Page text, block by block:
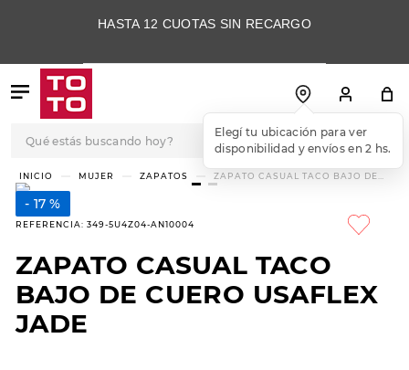
HASTA 12 CUOTAS SIN RECARGO
Elegí tu ubicación para ver
disponibilidad y envíos en 2 hs.
MUJER ZAPATOS
ZAPATO CASUAL TACO BAJO DE
CUERO USAFLEX JADE
17 %
REFERENCIA: 349-5U4Z04-AN10004
ZAPATO CASUAL TACO
BAJO DE CUERO USAFLEX
JADE
TÉRMINOS MÁS
BUSCADOS
3
skechers slip-ins